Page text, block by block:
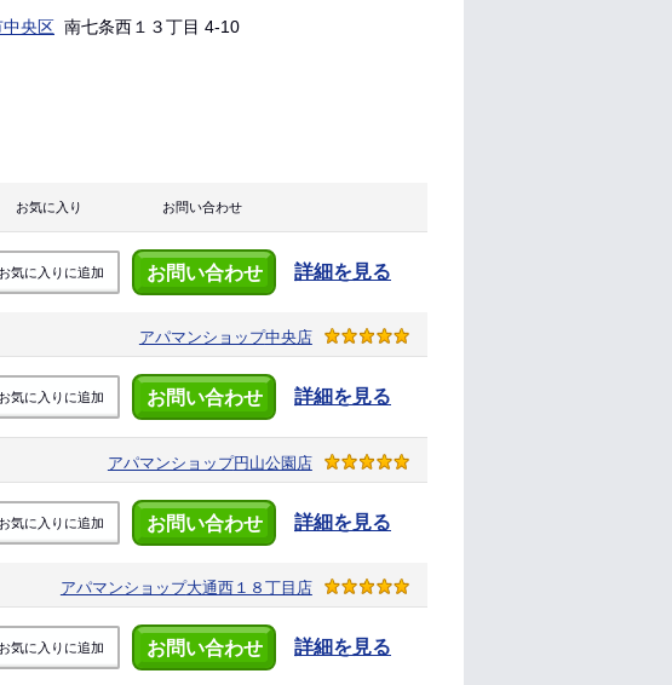
央区 南七条西１３丁目 4-10
お気に入り お問い合わせ
お気に入りに追加 お問い合わせ 詳細を見る
アパマンショップ中央店
お気に入りに追加 お問い合わせ 詳細を見る
アパマンショップ円山公園店
お気に入りに追加 お問い合わせ 詳細を見る
アパマンショップ大通西１８丁目店
お気に入りに追加 お問い合わせ 詳細を見る